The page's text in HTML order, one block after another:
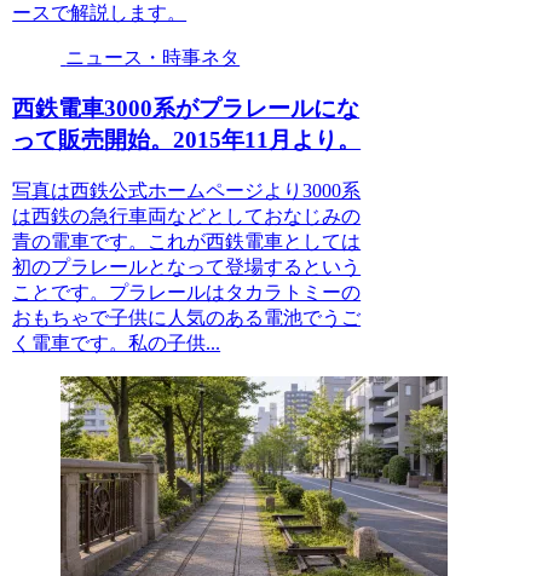
ースで解説します。
ニュース・時事ネタ
西鉄電車3000系がプラレールにな
って販売開始。2015年11月より。
写真は西鉄公式ホームページより3000系
は西鉄の急行車両などとしておなじみの
青の電車です。これが西鉄電車としては
初のプラレールとなって登場するという
ことです。プラレールはタカラトミーの
おもちゃで子供に人気のある電池でうご
く電車です。私の子供...